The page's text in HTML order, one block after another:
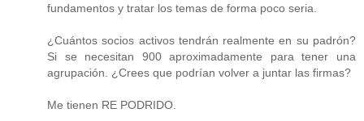
fundamentos y tratar los temas de forma poco seria.
¿Cuántos socios activos tendrán realmente en su padrón?
Si se necesitan 900 aproximadamente para tener una
agrupación. ¿Crees que podrían volver a juntar las firmas?
Me tienen RE PODRIDO.